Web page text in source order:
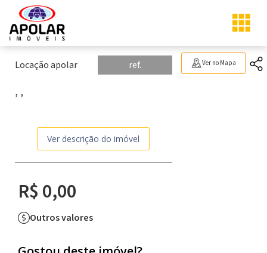
Ver no Mapa
Locação apolar ref.
, ,
Ver descrição do imóvel
R$ 0,00
Outros valores